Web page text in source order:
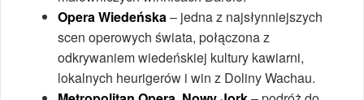
Opera Wiedeńska– jedna z najsłynniejszych
scen operowych świata, połączona z
odkrywaniem wiedeńskiej kultury kawiarni,
lokalnych heurigerów i win z Doliny Wachau.